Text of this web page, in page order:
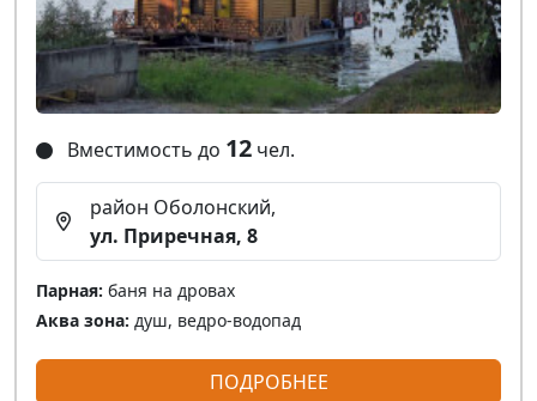
Вместимость до 12 чел.
район Оболонский,
ул. Приречная, 8
Парная: баня на дровах
Аква зона: душ, ведро-водопад
ПОДРОБНЕЕ